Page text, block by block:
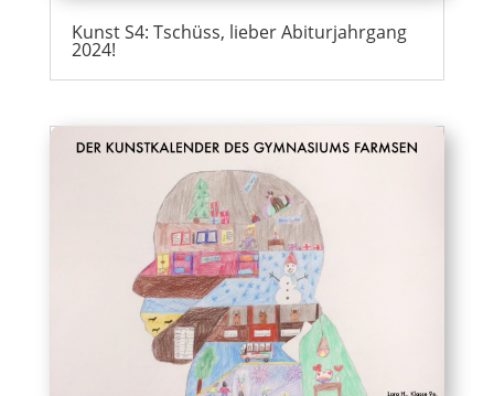
Kunst S4: Tschüss, lieber Abiturjahrgang
2024!